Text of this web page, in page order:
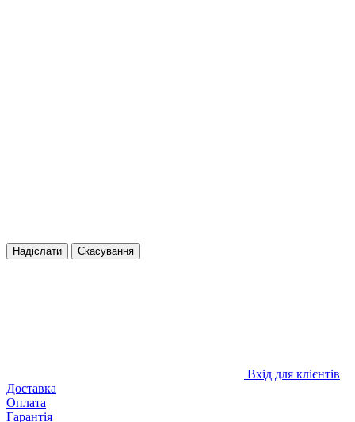
Надіслати Скасування
Вхід для клієнтів
Доставка
Оплата
Гарантія